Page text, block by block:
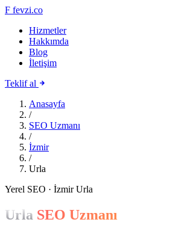
F fevzi.co
Hizmetler
Hakkımda
Blog
İletişim
Teklif al
Anasayfa
/
SEO Uzmanı
/
İzmir
/
Urla
Yerel SEO · İzmir Urla
Urla SEO Uzmanı